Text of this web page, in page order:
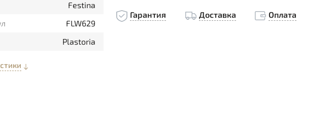
Festina
FLW629
Plastoria
Гарантия Доставка Оплата